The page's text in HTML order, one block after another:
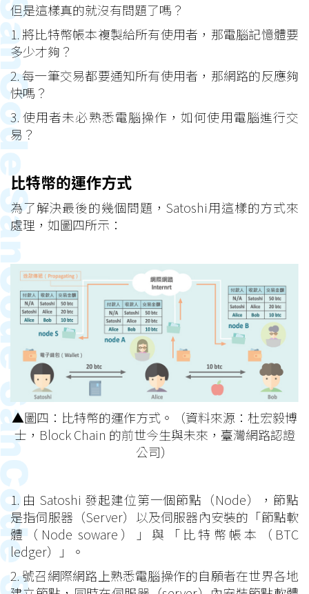
但是這樣真的就沒有問題了嗎？
1. 將比特幣帳本複製給所有使用者，那電腦記憶體要
多少才夠？
2. 每一筆交易都要通知所有使用者，那網路的反應夠
快嗎？
3. 使用者未必熟悉電腦操作，如何使用電腦進行交
易？
比特幣的運作方式
為了解決最後的幾個問題，Satoshi用這樣的方式來
處理，如圖四所示：
▲圖四：比特幣的運作方式。（資料來源：杜宏毅博
士，Block Chain 的前世今生與未來，臺灣網路認證
公司）
1. 由 Satoshi 發起建位第一個節點（Node），節點
是指伺服器（Server）以及伺服器內安裝的「節點軟
體（Node soware）」與「比特幣帳本（BTC
ledger）」。
2. 號召網際網路上熟悉電腦操作的自願者在世界各地